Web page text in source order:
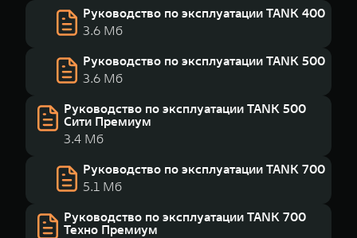
Руководство по эксплуатации TANK 400
3.6 Мб
Руководство по эксплуатации TANK 500
3.6 Мб
Руководство по эксплуатации TANK 500
Сити Премиум
3.4 Мб
Руководство по эксплуатации TANK 700
5.1 Мб
Руководство по эксплуатации TANK 700
Техно Премиум